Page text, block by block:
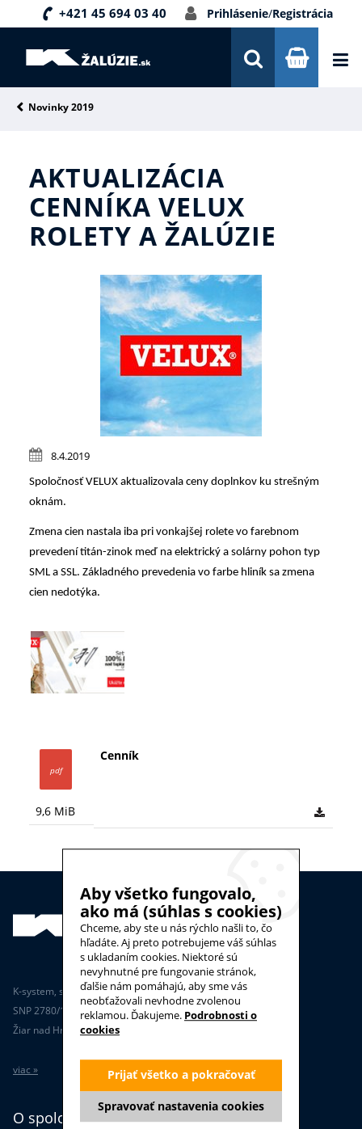
+421 45 694 03 40 Prihlásenie/Registrácia
DOPRAVA A PLATBA
NOVINKY
Novinky 2019
AKTUALIZÁCIA
CENNÍKA VELUX
ROLETY A ŽALÚZIE
8.4.2019
Spoločnosť VELUX aktualizovala ceny doplnkov ku strešným
oknám.
Zmena cien nastala iba pri vonkajšej rolete vo farebnom
prevedení titán-zinok meď na elektrický a solárny pohon typ
SML a SSL. Základného prevedenia vo farbe hliník sa zmena
cien nedotýka.
Cenník
9,6 MiB
K-system, spol. s.r.o.
SNP 2780/170, 965 01
Žiar nad Hronom
viac »
O spoločnosti
Aby všetko fungovalo,
ako má (súhlas s cookies)
Chceme, aby ste u nás rýchlo našli to, čo
hľadáte. Aj preto potrebujeme váš súhlas
s ukladaním cookies. Niektoré sú
nevyhnutné pre fungovanie stránok,
ďalšie nám pomáhajú, aby sme vás
neobťažovali nevhodne zvolenou
reklamou. Ďakujeme. Podrobnosti o
cookies
Spravovať nastavenia cookies
Prijať všetko a pokračovať